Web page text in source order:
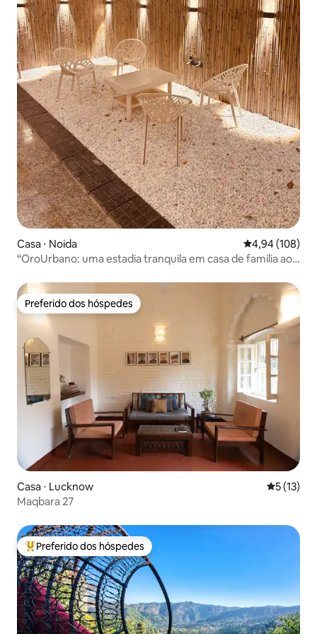
Casa ⋅ Noida 4,94 de uma
4,94 (108)
“OroUrbano: uma estadia tranquila em casa de família ao
Preferido dos hóspedes
Preferido dos hóspedes
Casa ⋅ Lucknow 5 de uma
5 (13)
Maqbara 27
Entre os melhores preferidos dos hóspedes
Preferido dos hóspedes